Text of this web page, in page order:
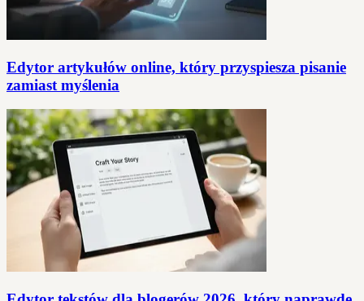
Edytor artykułów online, który przyspiesza pisanie
zamiast myślenia